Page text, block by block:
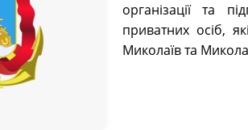
організації та
приватних осіб,
Миколаїв та